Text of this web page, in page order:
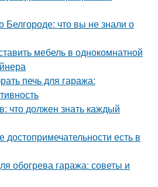
что вы не знали о
мебель в однокомнатной
печь для гаража:
что должен знать каждый
есть в
обогрева гаража: советы и